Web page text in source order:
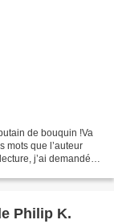
de bouquin !Va
mots que l’auteur
j’ai demandé à
Philip K.